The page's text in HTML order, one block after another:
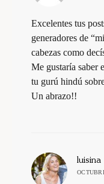
Excelentes tus
generadores de
cabezas como
Me gustaría saber
tu gurú hindú
Un abrazo!!
luisina